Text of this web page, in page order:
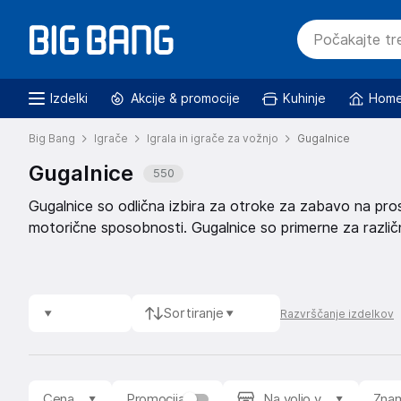
Izdelki Akcije & promocije Kuhinje
Big Bang Igrače Igrala in igrače za vožnjo Gugalnice
Gugalnice 550
Gugalnice so odlična izbira za otroke za zabavo na
motorične sposobnosti. Gugalnice so primerne za
Sortiranje Razvrščanje izdelkov